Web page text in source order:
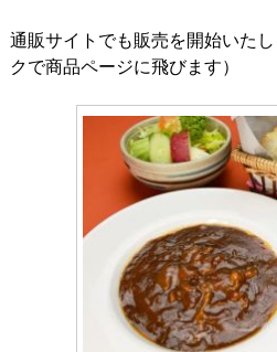
通販サイトでも販売を開始いた
クで商品ページに飛びます）